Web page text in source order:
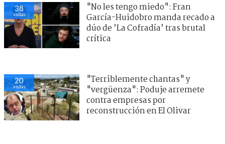
38
visitas
"No les tengo miedo": Fran
García-Huidobro manda recado a
dúo de ’La Cofradía’ tras brutal
crítica
20
visitas
"Terriblemente chantas" y
"vergüenza": Poduje arremete
contra empresas por
reconstrucción en El Olivar